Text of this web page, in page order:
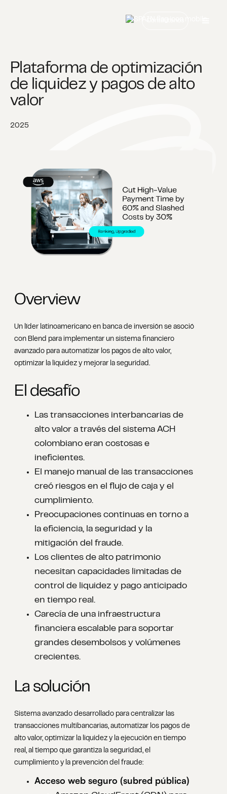
Plataforma de optimización
de liquidez y pagos de alto
valor
2025
Overview
Un líder latinoamericano en banca de inversión se asoció
con Blend para implementar un sistema financiero
avanzado para automatizar los pagos de alto valor,
optimizar la liquidez y mejorar la seguridad.
El desafío
Las transacciones interbancarias de
alto valor a través del sistema ACH
colombiano eran costosas e
ineficientes.
El manejo manual de las transacciones
creó riesgos en el flujo de caja y el
cumplimiento.
Preocupaciones continuas en torno a
la eficiencia, la seguridad y la
mitigación del fraude.
Los clientes de alto patrimonio
necesitan capacidades limitadas de
control de liquidez y pago anticipado
en tiempo real.
Carecía de una infraestructura
financiera escalable para soportar
grandes desembolsos y volúmenes
crecientes.
La solución
Sistema avanzado desarrollado para centralizar las
transacciones multibancarias, automatizar los pagos de
alto valor, optimizar la liquidez y la ejecución en tiempo
real, al tiempo que garantiza la seguridad, el
cumplimiento y la prevención del fraude:
Acceso web seguro (subred pública)